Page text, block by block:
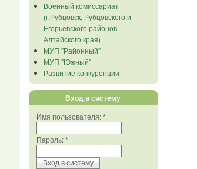
Военный комиссариат
(г.Рубцовск, Рубцовского и
Егорьевского районов
Алтайского края)
МУП "Районный"
МУП "Южный"
Развитие конкуренции
Вход в систему
Имя пользователя:*
Пароль:*